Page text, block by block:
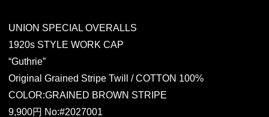
UNION SPECIAL OVERALLS
1920s STYLE WORK CAP
“Guthrie”
Original Grained Stripe Twill / COTTON 100%
COLOR:GRAINED BROWN STRIPE
9,900円 No:#2027001